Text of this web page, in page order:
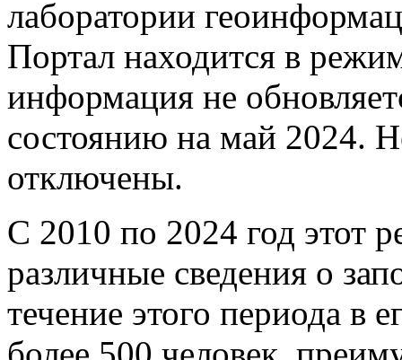
лаборатории
Портал находится в
информация не
состоянию на май 2024.
отключены.
С 2010 по 2024 год этот
различные сведения о
течение этого периода в